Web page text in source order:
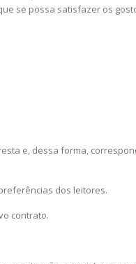
se possa satisfazer os
e, dessa forma,
dos leitores.
contrato.